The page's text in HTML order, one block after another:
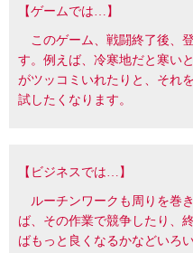
【ゲームでは…】
このゲーム、戦闘終了後、
す。例えば、冷寒地だと寒い
がツッコミいれたりと、それ
試したくなります。
【ビジネスでは…】
ルーチンワークも周りを巻
ば、その作業で競争したり、
ばもっと良くなるかなどいろ